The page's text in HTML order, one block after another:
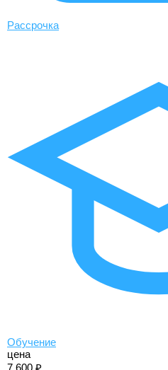
Рассрочка
Обучение
цена
7 600